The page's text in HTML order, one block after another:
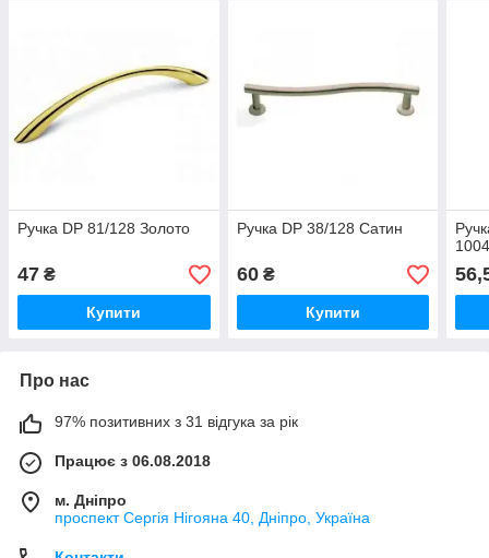
Ручка DP 81/128 Золото
47 ₴
Купити
Ручка DP 38/128 Сатин
60₴
Купити
Про нас
97% позитивних з 31 відгука за рік
Працює з 06.08.2018
м. Дніпро
проспект Сергія Нігояна 40, Дніпро, Україна